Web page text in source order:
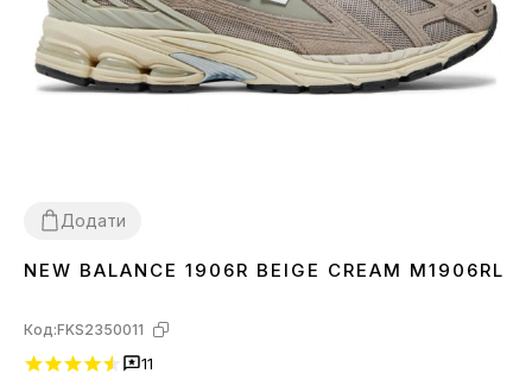
Додати
36
NEW BALANCE 1906R BEIGE CREAM M1906RL
Код:FKS2350011
11